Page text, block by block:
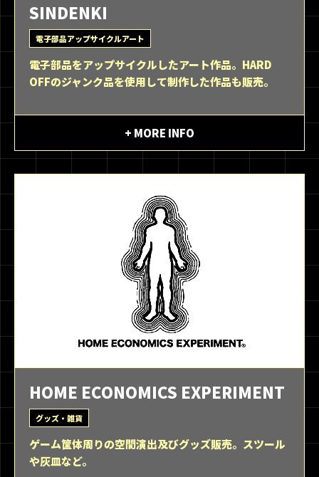
SINDENKI
電子部品アップサイクルアート
電子部品をアップサイクルしたアート作品。HARD
OFFのジャンク品を使用して制作した作品も販売。
+ MORE INFO
HOME ECONOMICS EXPERIMENT
グッズ・雑貨
ゲーム筐体周りの空間演出及びグッズ販売。スツール
や灰皿など。